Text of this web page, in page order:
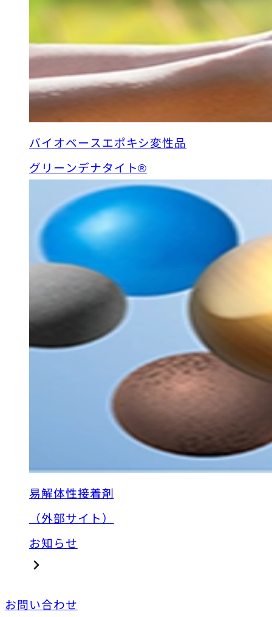
バイオベースエポキシ変性品
グリーンデナタイト®
易解体性接着剤
（外部サイト）
お知らせ
お問い合わせ